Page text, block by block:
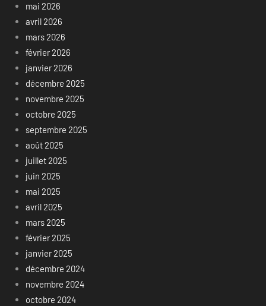
mai 2026
avril 2026
mars 2026
février 2026
janvier 2026
décembre 2025
novembre 2025
octobre 2025
septembre 2025
août 2025
juillet 2025
juin 2025
mai 2025
avril 2025
mars 2025
février 2025
janvier 2025
décembre 2024
novembre 2024
octobre 2024